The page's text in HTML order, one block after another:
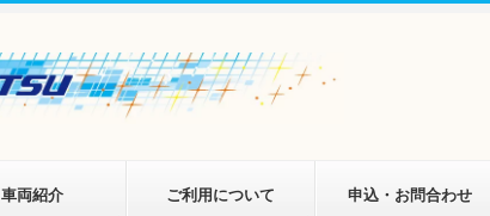
車両紹介 ご利用について 申込・お問合わせ